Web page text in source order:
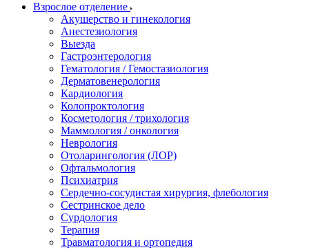
Взрослое отделение
Акушерство и гинекология
Анестезиология
Выезда
Гастроэнтерология
Гематология / Гемостазиология
Дерматовенерология
Кардиология
Колопроктология
Косметология / трихология
Маммология / онкология
Неврология
Отоларингология (ЛОР)
Офтальмология
Психиатрия
Сердечно-сосудистая хирургия, флебология
Сестринское дело
Сурдология
Терапия
Травматология и ортопедия